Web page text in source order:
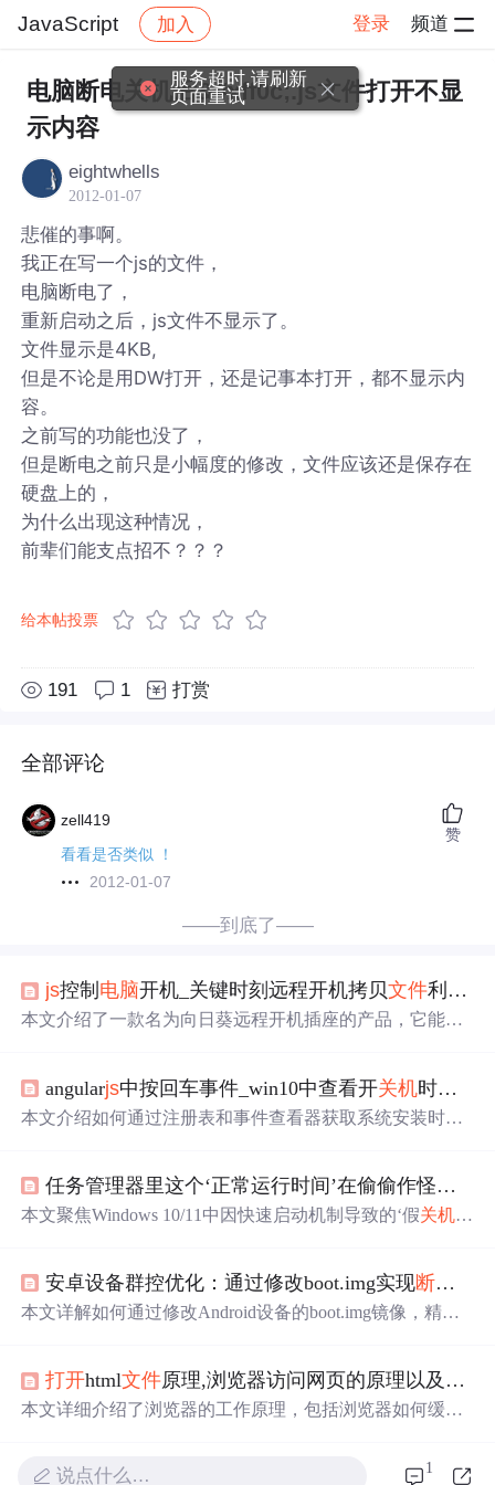
JavaScript 加入 登录 频道
社区 JavaScript 帖子详情
电脑断电关机后&#xff0c;.js文件打开不显
示内容
eightwhells
2012-01-07
悲催的事啊。
我正在写一个js的文件，
电脑断电了，
重新启动之后，js文件不显示了。
文件显示是4KB,
但是不论是用DW打开，还是记事本打开，都不显示内
容。
之前写的功能也没了，
但是断电之前只是小幅度的修改，文件应该还是保存在
硬盘上的，
为什么出现这种情况，
前辈们能支点招不？？？
给本帖投票
191 1 打赏
全部评论
zell419
看看是否类似 ！
2012-01-07
赞
——到底了——
js控制 电脑开机_关键时刻远程开机拷贝文件利器——向日葵开机插座
本文介绍了一款名为向日葵远程开机插座的产品，它能够
了如何设置和使用该产品，包括检查电脑主板是否支持AC
recovery功能、安装软件、连接电源等步骤。
angularjs中按回车事件_win10中查看开关机时间及查看admin的RID的方法
本文介绍如何通过注册表和事件查看器获取系统安装时
任务管理器里这个‘正常运行时间’在偷偷作怪？教你一招根治Win10/Win11
本文聚焦Windows 10/11中因快速启动机制导致的‘假关机
策略配置错误，并提供禁用快速启动、清理休眠文件、修
复硬件驱动（如NVIDIA显卡、Realtek声卡、USB控制
安卓设备群控优化：通过修改boot.img实现断电
本文详解如何通过修改Android设备的boot.img镜像，精准
9群控场景，依赖已解锁Bootloader、Root权限及TWRP备
份保障，涵盖提取、解包、修改、打包四大核心步骤，并
打开html文件原理,浏览器访问网页的原理以及url理解
本文详细介绍了浏览器的工作原理，包括浏览器如何缓存
识。说点什么… 1
服务超时,请刷新
页面重试